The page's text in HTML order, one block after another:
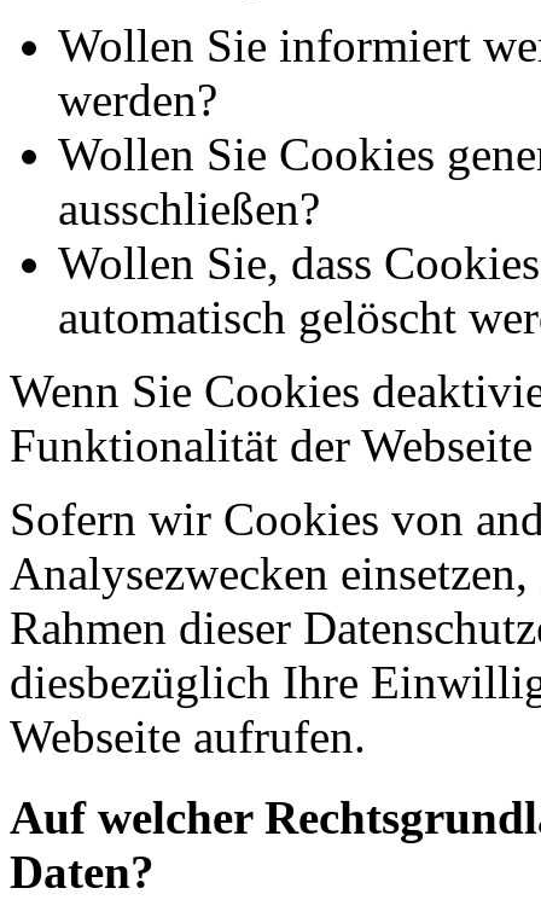
Wollen Sie informiert
werden?
Wollen Sie Cookies
ausschließen?
Wollen Sie, dass
automatisch gelöscht
Wenn Sie Cookies
Funktionalität der
Sofern wir Cookies von
Analysezwecken
Rahmen dieser
diesbezüglich Ihre
Webseite aufrufen.
Auf welcher
Daten?